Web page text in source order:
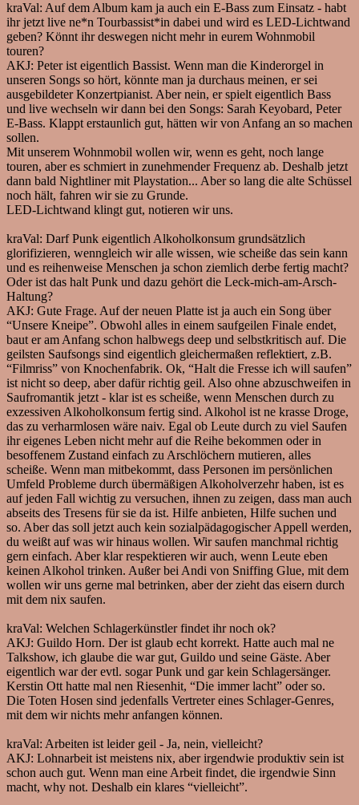
kraVal: Auf dem Album kam ja auch ein E-Bass zum Einsatz - habt
ihr jetzt live ne*n Tourbassist*in dabei und wird es LED-Lichtwand
geben? Könnt ihr deswegen nicht mehr in eurem Wohnmobil
touren?
AKJ: Peter ist eigentlich Bassist. Wenn man die Kinderorgel in
unseren Songs so hört, könnte man ja durchaus meinen, er sei
ausgebildeter Konzertpianist. Aber nein, er spielt eigentlich Bass
und live wechseln wir dann bei den Songs: Sarah Keyobard, Peter
E-Bass. Klappt erstaunlich gut, hätten wir von Anfang an so machen
sollen.
Mit unserem Wohnmobil wollen wir, wenn es geht, noch lange
touren, aber es schmiert in zunehmender Frequenz ab. Deshalb jetzt
dann bald Nightliner mit Playstation... Aber so lang die alte Schüssel
noch hält, fahren wir sie zu Grunde.
LED-Lichtwand klingt gut, notieren wir uns.
kraVal: Darf Punk eigentlich Alkoholkonsum grundsätzlich
glorifizieren, wenngleich wir alle wissen, wie scheiße das sein kann
und es reihenweise Menschen ja schon ziemlich derbe fertig macht?
Oder ist das halt Punk und dazu gehört die Leck-mich-am-Arsch-
Haltung?
AKJ: Gute Frage. Auf der neuen Platte ist ja auch ein Song über
“Unsere Kneipe”. Obwohl alles in einem saufgeilen Finale endet,
baut er am Anfang schon halbwegs deep und selbstkritisch auf. Die
geilsten Saufsongs sind eigentlich gleichermaßen reflektiert, z.B.
“Filmriss” von Knochenfabrik. Ok, “Halt die Fresse ich will saufen”
ist nicht so deep, aber dafür richtig geil. Also ohne abzuschweifen in
Saufromantik jetzt - klar ist es scheiße, wenn Menschen durch zu
exzessiven Alkoholkonsum fertig sind. Alkohol ist ne krasse Droge,
das zu verharmlosen wäre naiv. Egal ob Leute durch zu viel Saufen
ihr eigenes Leben nicht mehr auf die Reihe bekommen oder in
besoffenem Zustand einfach zu Arschlöchern mutieren, alles
scheiße. Wenn man mitbekommt, dass Personen im persönlichen
Umfeld Probleme durch übermäßigen Alkoholverzehr haben, ist es
auf jeden Fall wichtig zu versuchen, ihnen zu zeigen, dass man auch
abseits des Tresens für sie da ist. Hilfe anbieten, Hilfe suchen und
so. Aber das soll jetzt auch kein sozialpädagogischer Appell werden,
du weißt auf was wir hinaus wollen. Wir saufen manchmal richtig
gern einfach. Aber klar respektieren wir auch, wenn Leute eben
keinen Alkohol trinken. Außer bei Andi von Sniffing Glue, mit dem
wollen wir uns gerne mal betrinken, aber der zieht das eisern durch
mit dem nix saufen.
kraVal: Welchen Schlagerkünstler findet ihr noch ok?
AKJ: Guildo Horn. Der ist glaub echt korrekt. Hatte auch mal ne
Talkshow, ich glaube die war gut, Guildo und seine Gäste. Aber
eigentlich war der evtl. sogar Punk und gar kein Schlagersänger.
Kerstin Ott hatte mal nen Riesenhit, “Die immer lacht” oder so.
Die Toten Hosen sind jedenfalls Vertreter eines Schlager-Genres,
mit dem wir nichts mehr anfangen können.
kraVal: Arbeiten ist leider geil - Ja, nein, vielleicht?
AKJ: Lohnarbeit ist meistens nix, aber irgendwie produktiv sein ist
schon auch gut. Wenn man eine Arbeit findet, die irgendwie Sinn
macht, why not. Deshalb ein klares “vielleicht”.